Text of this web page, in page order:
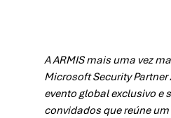
A ARMIS mais uma vez
Microsoft Security
evento global exclusivo e
convidados que reúne